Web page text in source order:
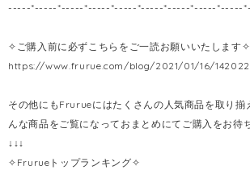
-----*-----*-----*-----*-----*-----*-----*-----*-----
✧ご購入前に必ずこちらをご一読お願いいたします✧
https://www.frurue.com/blog/2021/01/16/142022
その他にもFrurueにはたくさんの人気商品を取り揃
んな商品をご覧になっておまとめにてご購入をお待
↓↓↓
✧Frurueトップランキング✧